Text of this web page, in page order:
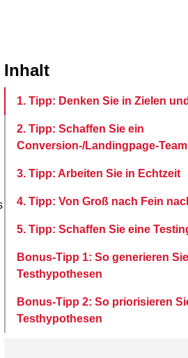
Inhalt
1. Tipp: Denken Sie in Zielen
2. Tipp: Schaffen Sie ein
Conversion-/Landingpage-Team
3. Tipp: Arbeiten Sie in Echtzeit
4. Tipp: Von Groß nach Fein
5. Tipp: Schaffen Sie eine
Bonus-Tipp 1: So generieren
Testhypothesen
Bonus-Tipp 2: So priorisieren
Testhypothesen